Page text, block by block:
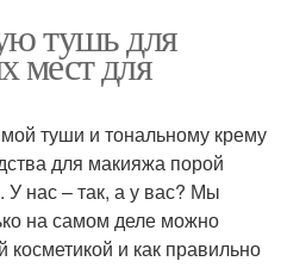
тушь для
мест для
туши и тональному крему
для макияжа порой
У нас – так, а у вас? Мы
на самом деле можно
косметикой и как правильно